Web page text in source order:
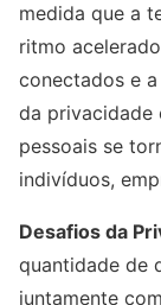
medida que a
ritmo
conectados e
da privacidade
pessoais se
indivíduos,
Desafios da
quantidade de
juntamente